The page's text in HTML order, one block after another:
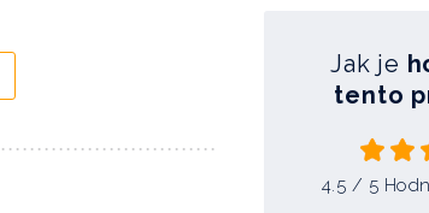
Jak je
tento
4.5 / 5